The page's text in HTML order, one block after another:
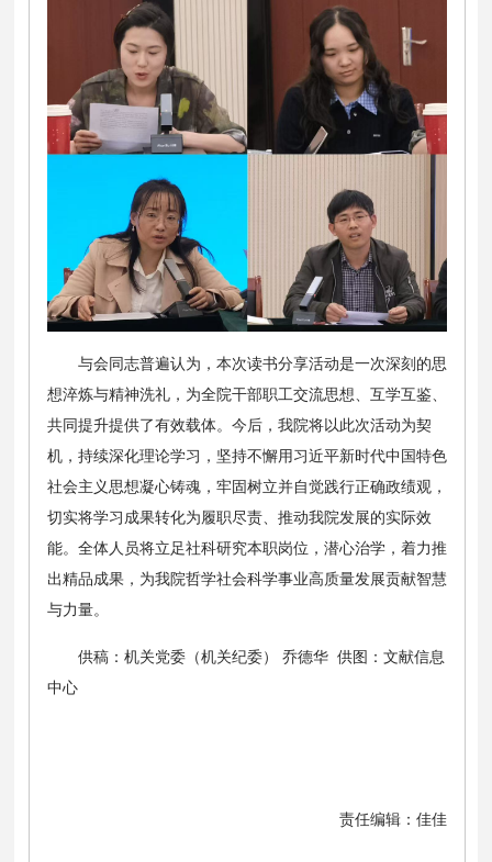
与会同志普遍认为，本次读书分享活动是一次深刻的思
想淬炼与精神洗礼，为全院干部职工交流思想、互学互鉴、
共同提升提供了有效载体。今后，我院将以此次活动为契
机，持续深化理论学习，坚持不懈用习近平新时代中国特色
社会主义思想凝心铸魂，牢固树立并自觉践行正确政绩观，
切实将学习成果转化为履职尽责、推动我院发展的实际效
能。全体人员将立足社科研究本职岗位，潜心治学，着力推
出精品成果，为我院哲学社会科学事业高质量发展贡献智慧
与力量。
供稿：机关党委（机关纪委） 乔德华 供图：文献信息
中心
责任编辑：佳佳